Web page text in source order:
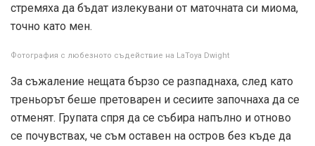
стремяха да бъдат излекувани от маточната си миома,
точно като мен.
Фотография с любезното съдействие на LaToya Dwight
За съжаление нещата бързо се разпаднаха, след като
треньорът беше претоварен и сесиите започнаха да се
отменят. Групата спря да се събира напълно и отново
се почувствах, че съм оставен на остров без къде да